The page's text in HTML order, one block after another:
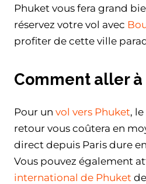
Phuket vous fera grand
réservez votre vol avec
profiter de cette ville
Comment aller à
Pour un vol vers Phuket,
retour vous coûtera en
direct depuis Paris dure
Vous pouvez également
international de Phuket